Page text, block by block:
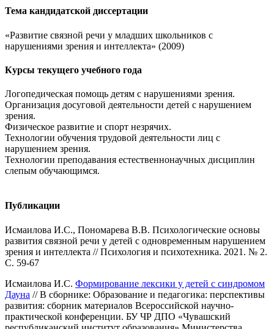
Тема кандидатской диссертации
«Развитие связной речи у младших школьников с
нарушениями зрения и интеллекта» (2009)
Курсы текущего учебного года
Логопедическая помощь детям с нарушениями зрения.
Организация досуговой деятельности детей с нарушением
зрения.
Физическое развитие и спорт незрячих.
Технологии обучения трудовой деятельности лиц с
нарушением зрения.
Технологии преподавания естественнонаучных дисциплин
слепым обучающимся.
Публикации
Исмаилова И.С., Пономарева В.В. Психологические основы
развития связной речи у детей с одновременным нарушением
зрения и интеллекта // Психология и психотехника. 2021. № 2.
С. 59-67
Исмаилова И.С. Формирование лексики у детей с синдромом
Дауна // В сборнике: Образование и педагогика: перспективы
развития: сборник материалов Всероссийской научно-
практической конференции. БУ ЧР ДПО «Чувашский